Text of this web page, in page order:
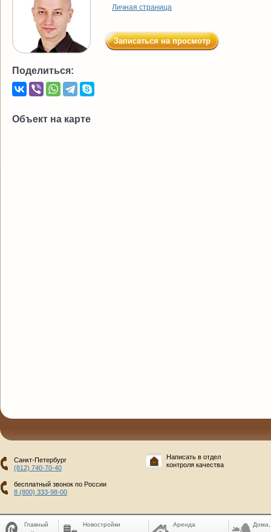
Личная страница
Записаться на просмотр
Поделиться:
Объект на карте
Санкт-Петербург
(812) 740-70-40
бесплатный звонок по России
8 (800) 333-98-00
Написать в отдел
контроля качества
Главный
Новостройки
Аренда
Дома,